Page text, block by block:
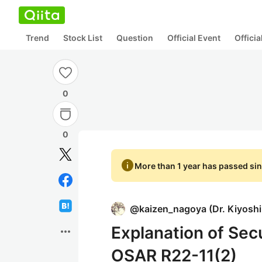
Trend Stock List Question Official Event
0
0
more_horiz
infoMore than 1 year has passed
@kaizen_nagoya (Dr.
Explanation of
OSAR R22-11(2)